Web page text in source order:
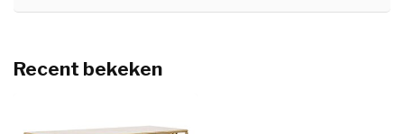
Recent bekeken